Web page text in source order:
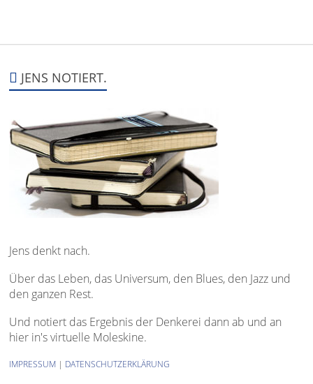
JENS NOTIERT.
Jens denkt nach.
Über das Leben, das Universum, den Blues, den Jazz und
den ganzen Rest.
Und notiert das Ergebnis der Denkerei dann ab und an
hier in's virtuelle Moleskine.
IMPRESSUM | DATENSCHUTZERKLÄRUNG